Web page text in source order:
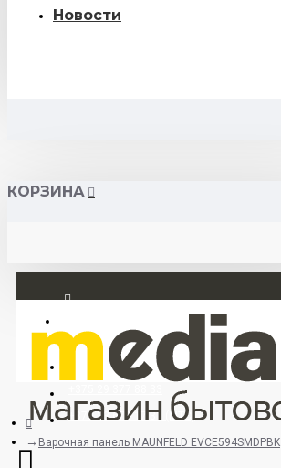
Новости
КОРЗИНА
Регистрация
+375 33 673 17 31 (МТС)
Варочная панель MAUNFELD EVCE594SMDPBK